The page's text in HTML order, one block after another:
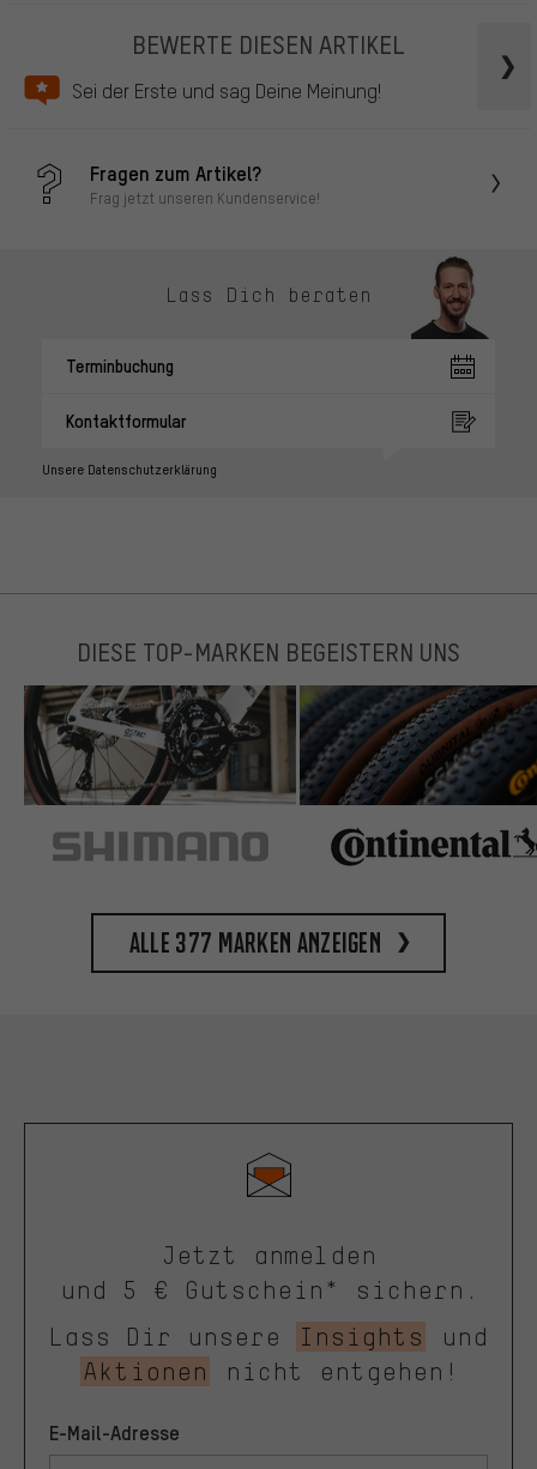
BEWERTE DIESEN ARTIKEL
Sei der Erste und sag Deine Meinung!
Fragen zum Artikel?
Frag jetzt unseren Kundenservice!
Lass Dich beraten
Terminbuchung
Kontaktformular
Unsere Datenschutzerklärung
DIESE TOP-MARKEN BEGEISTERN UNS
Alle 377 Marken anzeigen
Jetzt anmelden
und 5 € Gutschein* sichern.
Lass Dir unsere
Insights
und
Aktionen
nicht entgehen!
E-Mail-Adresse